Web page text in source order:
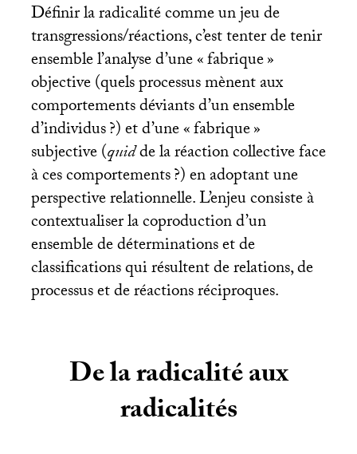
Définir la radicalité comme un jeu de
transgressions/réactions, c’est tenter de tenir
ensemble l’analyse d’une «fabrique»
objective (quels processus mènent aux
comportements déviants d’un ensemble
d’individus?) et d’une «fabrique»
subjective (quidde la réaction collective face
à ces comportements?) en adoptant une
perspective relationnelle. L’enjeu consiste à
contextualiser la coproduction d’un
ensemble de déterminations et de
classifications qui résultent de relations, de
processus et de réactions réciproques.
De la radicalité aux
radicalités